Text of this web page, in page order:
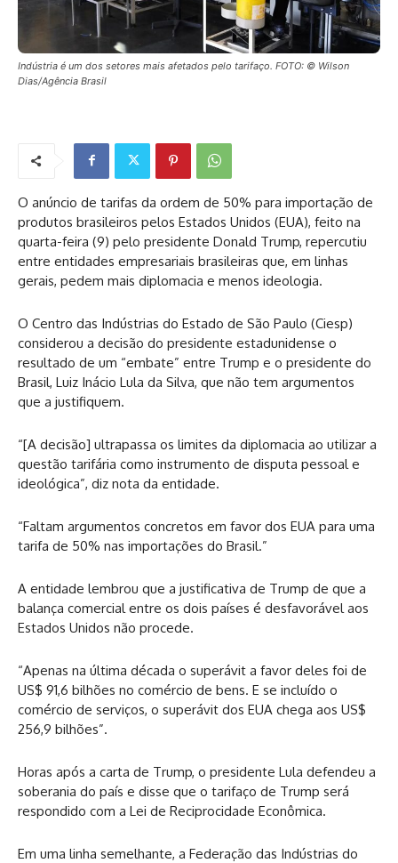
Indústria é um dos setores mais afetados pelo tarifaço. FOTO: © Wilson
Dias/Agência Brasil
O anúncio de tarifas da ordem de 50% para importação de
produtos brasileiros pelos Estados Unidos (EUA), feito na
quarta-feira (9) pelo presidente Donald Trump, repercutiu
entre entidades empresariais brasileiras que, em linhas
gerais, pedem mais diplomacia e menos ideologia.
O Centro das Indústrias do Estado de São Paulo (Ciesp)
considerou a decisão do presidente estadunidense o
resultado de um “embate” entre Trump e o presidente do
Brasil, Luiz Inácio Lula da Silva, que não tem argumentos
que a justifiquem.
“[A decisão] ultrapassa os limites da diplomacia ao utilizar a
questão tarifária como instrumento de disputa pessoal e
ideológica”, diz nota da entidade.
“Faltam argumentos concretos em favor dos EUA para uma
tarifa de 50% nas importações do Brasil.”
A entidade lembrou que a justificativa de Trump de que a
balança comercial entre os dois países é desfavorável aos
Estados Unidos não procede.
“Apenas na última década o superávit a favor deles foi de
US$ 91,6 bilhões no comércio de bens. E se incluído o
comércio de serviços, o superávit dos EUA chega aos US$
256,9 bilhões”.
Horas após a carta de Trump, o presidente Lula defendeu a
soberania do país e disse que o tarifaço de Trump será
respondido com a Lei de Reciprocidade Econômica.
Em uma linha semelhante, a Federação das Indústrias do